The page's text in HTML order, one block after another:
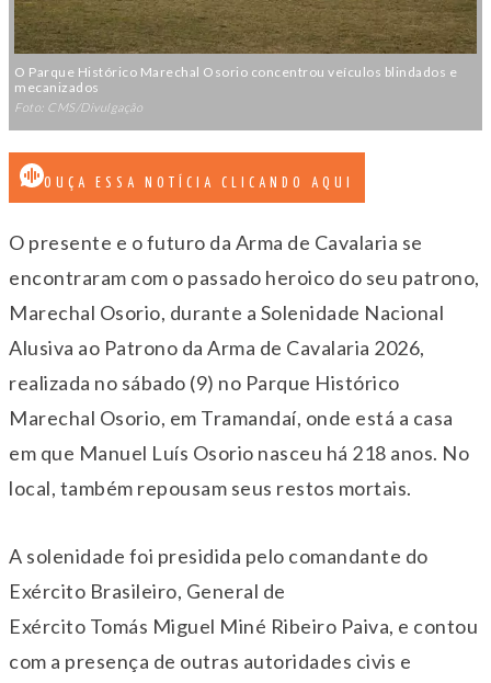
O Parque Histórico Marechal Osorio concentrou veículos blindados e
mecanizados
Foto: CMS/Divulgação
OUÇA ESSA NOTÍCIA CLICANDO AQUI
O presente e o futuro da Arma de Cavalaria se
encontraram com o passado heroico do seu patrono,
Marechal Osorio, durante a Solenidade Nacional
Alusiva ao Patrono da Arma de Cavalaria 2026,
realizada no sábado (9) no Parque Histórico
Marechal Osorio, em Tramandaí, onde está a casa
em que Manuel Luís Osorio nasceu há 218 anos. No
local, também repousam seus restos mortais.
A solenidade foi presidida pelo comandante do
Exército Brasileiro, General de
Exército Tomás Miguel Miné Ribeiro Paiva, e contou
com a presença de outras autoridades civis e